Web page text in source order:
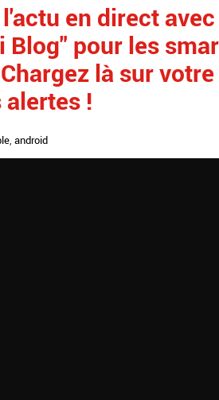
en direct
Blog" pour les
là sur
!
, android